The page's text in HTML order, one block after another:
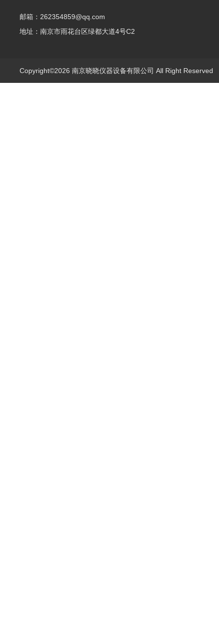
邮箱：262354859@qq.com
地址：南京市雨花台区绿都大道4号C2
Copyright©2026 南京晓晓仪器设备有限公司 All Right